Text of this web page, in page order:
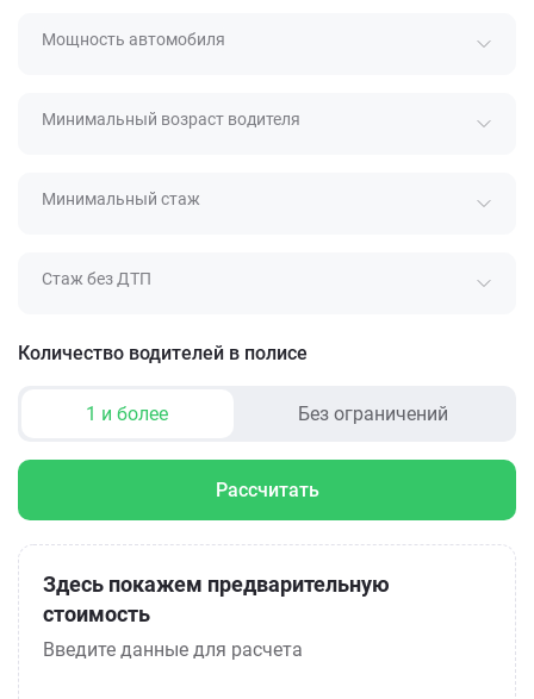
Мощность автомобиля
Минимальный возраст водителя
Минимальный стаж
Стаж без ДТП
Количество водителей в полисе
1 и более Без ограничений
Рассчитать
Здесь покажем предварительную
стоимость
Введите данные для расчета